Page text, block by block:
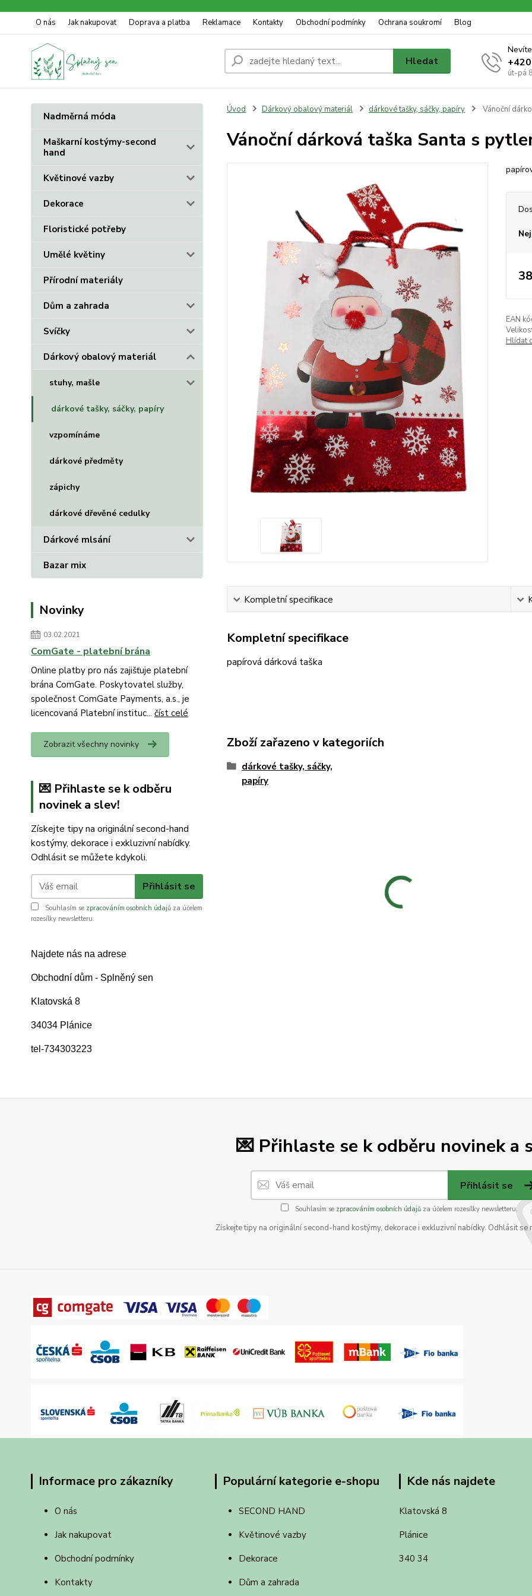
O nás Jak nakupovat Doprava a platba Reklamace Kontakty Obchodní podmínky Ochrana soukromí Blog
Hledat
út-pá
Nadměrná móda
Maškarní kostýmy-second
hand
Květinové vazby
Dekorace
Floristické potřeby
Umělé květiny
Přírodní materiály
Dům a zahrada
Svíčky
Dárkový obalový materiál
stuhy, mašle
dárkové tašky, sáčky, papíry
vzpomínáme
dárkové předměty
zápichy
dárkové dřevěné cedulky
Dárkové mlsání
Bazar mix
Novinky
03.02.2021
ComGate - platební brána
Online platby pro nás zajišťuje platební
brána ComGate. Poskytovatel služby,
společnost ComGate Payments, a.s., je
licencovaná Platební instituc... číst celé
Zobrazit všechny novinky
💌 Přihlaste se k odběru
novinek a slev!
Získejte tipy na originální second-hand
kostýmy, dekorace i exkluzivní nabídky.
Odhlásit se můžete kdykoli.
Přihlásit se
Souhlasím se zpracováním osobních údajů za účelem
rozesílky newsletteru.
Najdete nás na adrese
Obchodní dům - Splněný sen
Klatovská 8
34034 Plánice
tel-734303223
Úvod Dárkový obalový materiál dárkové tašky, sáčky, papíry Vánoční
Vánoční dárková taška Santa s
EAN
Hlídat
Kompletní specifikace
Kompletní specifikace
papírová dárková taška
Zboží zařazeno v kategoriích
dárkové tašky, sáčky,
papíry
💌 Přihlaste se k odběru novinek a
Přihlásit se
Souhlasím se zpracováním osobních údajůza účelem rozesílky newsletteru.
Získejte tipy na originální second-hand kostýmy, dekorace i exkluzivní nabídky. Odhlásit se
Informace pro zákazníky
O nás
Jak nakupovat
Obchodní podmínky
Kontakty
Populární kategorie e-shopu
SECOND HAND
Květinové vazby
Dekorace
Dům a zahrada
Kde nás najdete
Klatovská 8
Plánice
340 34